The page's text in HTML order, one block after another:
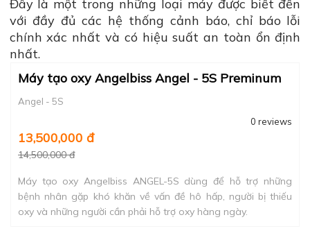
Đây là một trong những loại máy được biết đến
với đầy đủ các hệ thống cảnh báo, chỉ báo lỗi
chính xác nhất và có hiệu suất an toàn ổn định
nhất.
Máy tạo oxy Angelbiss Angel - 5S Preminum
Angel - 5S
0 reviews
13,500,000 đ
14,500,000 đ
Máy tạo oxy Angelbiss ANGEL-5S dùng để hỗ trợ những
bệnh nhân gặp khó khăn về vấn đề hô hấp, người bị thiếu
oxy và những người cần phải hỗ trợ oxy hàng ngày.